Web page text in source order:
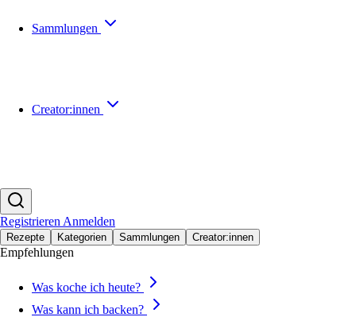
Sammlungen
Creator:innen
Registrieren Anmelden
Rezepte Kategorien Sammlungen Creator:innen
Empfehlungen
Was koche ich heute?
Was kann ich backen?